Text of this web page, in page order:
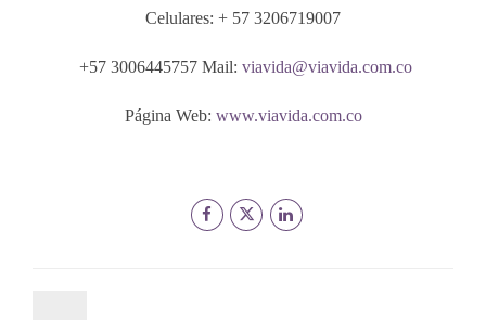
Celulares: + 57 3206719007
+57 3006445757 Mail: viavida@viavida.com.co
Página Web: www.viavida.com.co